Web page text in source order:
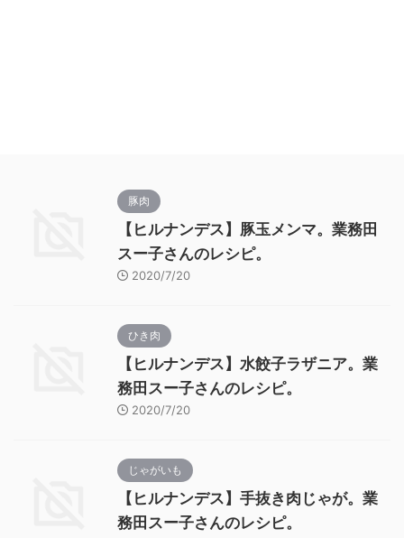
豚肉
【ヒルナンデス】豚玉メンマ。業務田
スー子さんのレシピ。
2020/7/20
ひき肉
【ヒルナンデス】水餃子ラザニア。業
務田スー子さんのレシピ。
2020/7/20
じゃがいも
【ヒルナンデス】手抜き肉じゃが。業
務田スー子さんのレシピ。